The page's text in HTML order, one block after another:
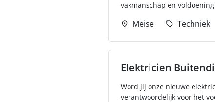
vakmanschap en
Meise Techniek
Elektricien
Word jij onze nieuwe
verantwoordelijk voor het